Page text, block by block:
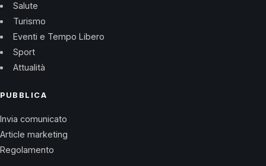
Salute
Turismo
Eventi e Tempo Libero
Sport
Attualità
PUBBLICA
Invia comunicato
Article marketing
Regolamento